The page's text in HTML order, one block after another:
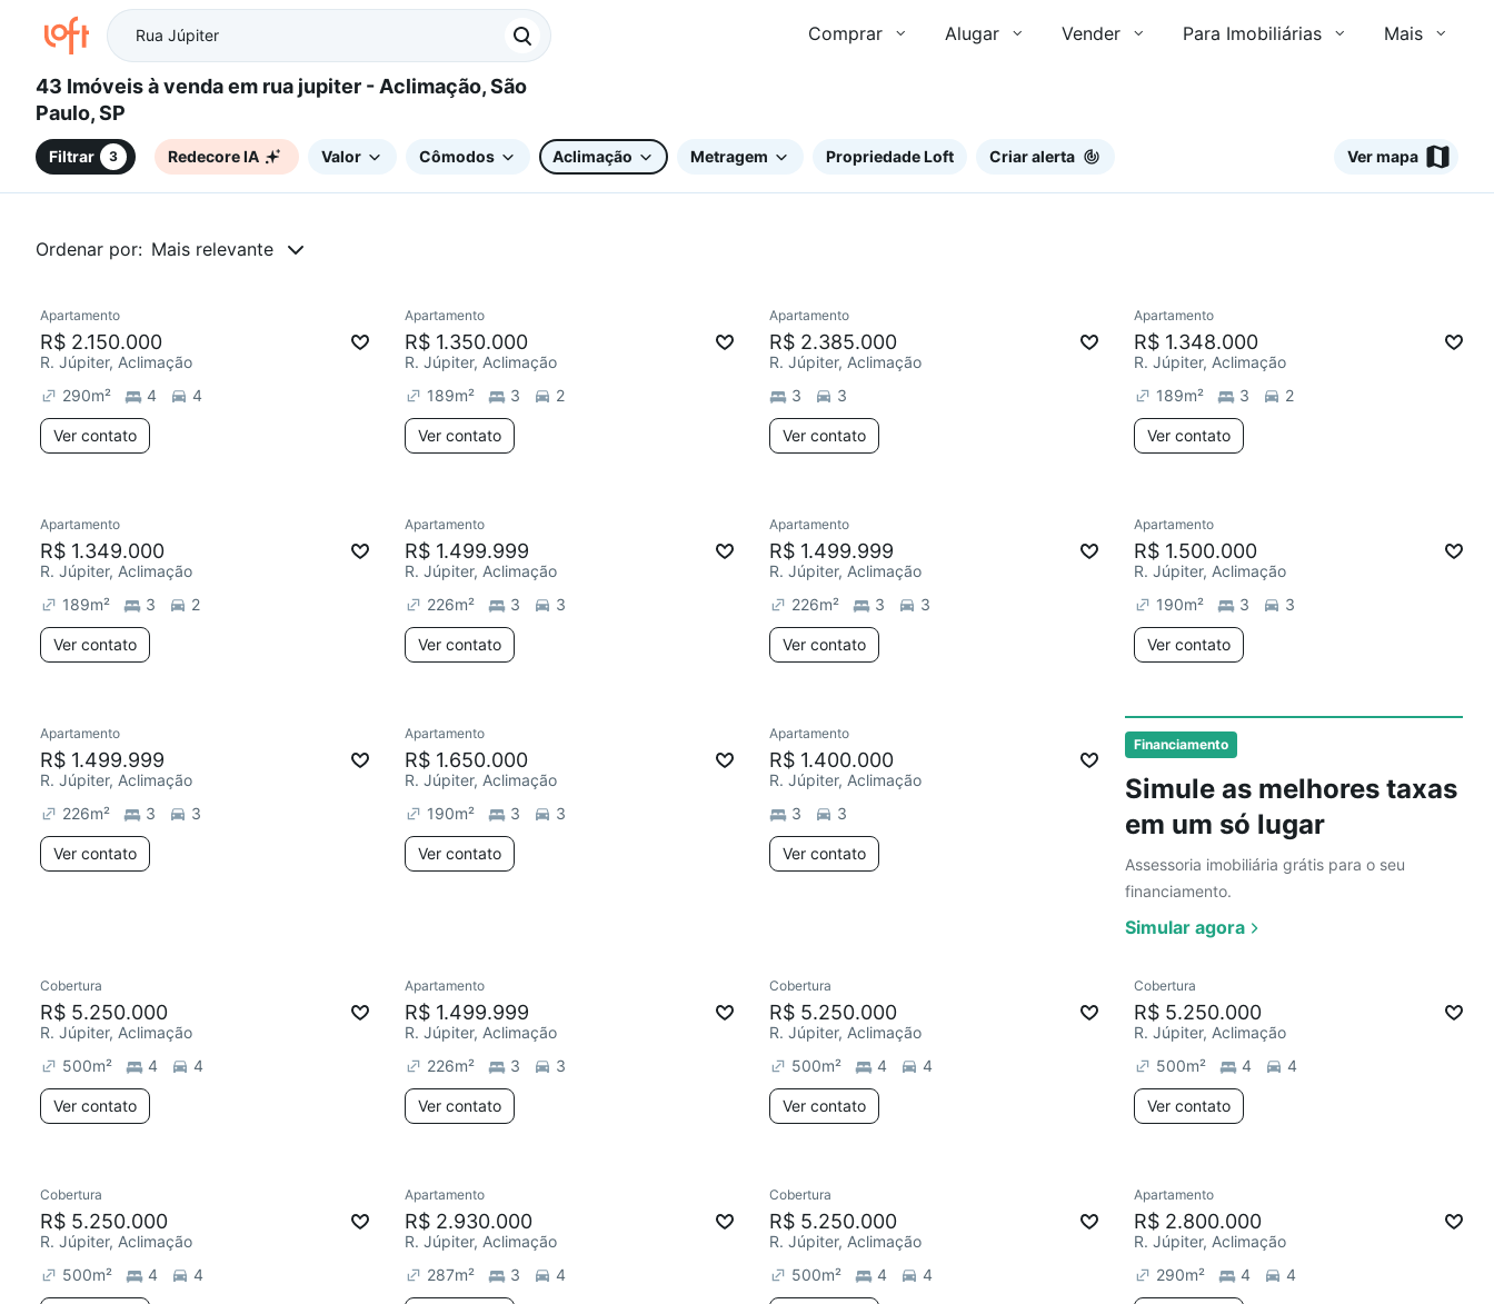
Comprar Alugar Vender Para Imobiliárias Mais
43 Imóveis à venda em rua jupiter - Aclimação, São
Paulo, SP
Filtrar 3 Redecore IA Valor Cômodos Aclimação Metragem Propriedade Loft Criar alerta Ver mapa
Ordenar por: Mais relevante
Financiamento
Simule as melhores taxas
em um só lugar
Assessoria imobiliária grátis para o seu
financiamento.
Simular agora
Redecorar
Apartamento
R$ 2.150.000
R. Júpiter, Aclimação
290m² 4 4
Ver contato
Redecorar
Apartamento
R$ 1.350.000
R. Júpiter, Aclimação
189m² 3 2
Ver contato
Redecorar
Apartamento
R$ 2.385.000
R. Júpiter, Aclimação
3
3
Ver contato
Redecorar
Apartamento
R$ 1.348.000
R. Júpiter, Aclimação
189m² 3 2
Ver contato
Redecorar
Apartamento
R$ 1.349.000
R. Júpiter, Aclimação
189m² 3 2
Ver contato
Apartamento
R$ 1.499.999
R. Júpiter, Aclimação
226m² 3 3
Ver contato
Redecorar
Apartamento
R$ 1.499.999
R. Júpiter, Aclimação
226m² 3 3
Ver contato
Redecorar
Apartamento
R$ 1.500.000
R. Júpiter, Aclimação
190m² 3 3
Ver contato
Redecorar
Ver
Apartamento
R$ 1.499.999
R. Júpiter, Aclimação
226m² 3 3
Ver contato
Redecorar
Apartamento
R$ 1.650.000
R. Júpiter, Aclimação
190m² 3 3
Ver contato
Redecorar
Apartamento
R$ 1.400.000
R. Júpiter, Aclimação
3
3
Ver contato
Cobertura
R$ 5.250.000
R. Júpiter, Aclimação
500m² 4 4
Ver contato
Apartamento
R$ 1.499.999
R. Júpiter, Aclimação
226m² 3 3
Ver contato
Cobertura
R$ 5.250.000
R. Júpiter, Aclimação
500m² 4 4
Ver contato
Cobertura
R$ 5.250.000
R. Júpiter, Aclimação
500m² 4 4
Ver contato
Cobertura
R$ 5.250.000
R. Júpiter, Aclimação
500m² 4 4
Apartamento
R$ 2.930.000
R. Júpiter, Aclimação
287m² 3 4
Cobertura
R$ 5.250.000
R. Júpiter, Aclimação
500m² 4 4
Apartamento
R$ 2.800.000
R. Júpiter, Aclimação
290m² 4 4